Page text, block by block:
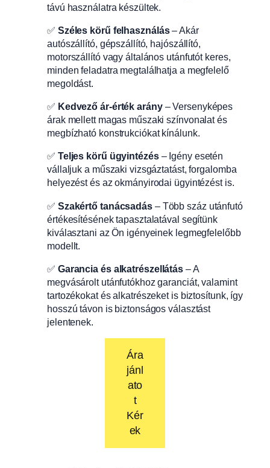
távú használatra készültek.
✅ Széles körű felhasználás– Akár
autószállító, gépszállító, hajószállító,
motorszállító vagy általános utánfutót keres,
minden feladatra megtalálhatja a megfelelő
megoldást.
✅ Kedvező ár-érték arány– Versenyképes
árak mellett magas műszaki színvonalat és
megbízható konstrukciókat kínálunk.
✅ Teljes körű ügyintézés– Igény esetén
vállaljuk a műszaki vizsgáztatást, forgalomba
helyezést és az okmányirodai ügyintézést is.
✅ Szakértő tanácsadás– Több száz utánfutó
értékesítésének tapasztalatával segítünk
kiválasztani az Ön igényeinek legmegfelelőbb
modellt.
✅ Garancia és alkatrészellátás – A
megvásárolt utánfutókhoz garanciát, valamint
tartozékokat és alkatrészeket is biztosítunk, így
hosszú távon is biztonságos választást
jelentenek.
Ára
jánl
ato
t
Kér
ek